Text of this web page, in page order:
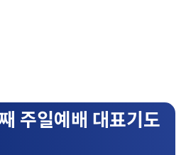
주일예배 대표기도